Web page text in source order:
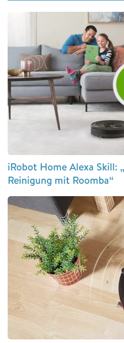
iRobot Home Alexa Skill:
Reinigung mit Roomba“